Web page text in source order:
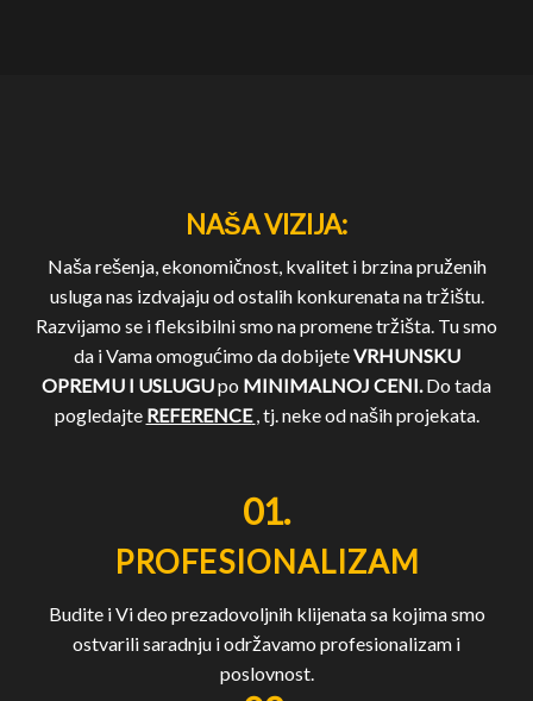
NAŠA VIZIJA:
Naša rešenja, ekonomičnost, kvalitet i brzina pruženih
usluga nas izdvajaju od ostalih konkurenata na tržištu.
Razvijamo se i fleksibilni smo na promene tržišta. Tu smo
da i Vama omogućimo da dobijeteVRHUNSKU
OPREMU I USLUGUpo MINIMALNOJ CENI.Do tada
pogledajte REFERENCE , tj. neke od naših projekata.
01.
PROFESIONALIZAM
Budite i Vi deo prezadovoljnih klijenata sa kojima smo
ostvarili saradnju i održavamo profesionalizam i
poslovnost.